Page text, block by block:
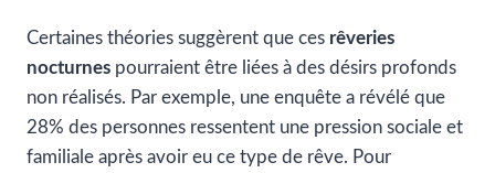
Certaines théories suggèrent que ces rêveries
nocturnes pourraient être liées à des désirs profonds
non réalisés. Par exemple, une enquête a révélé que
28% des personnes ressentent une pression sociale et
familiale après avoir eu ce type de rêve. Pour